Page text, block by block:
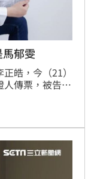
郁雯
皓，今（21）
人傳票，被告寫
幾個事實。